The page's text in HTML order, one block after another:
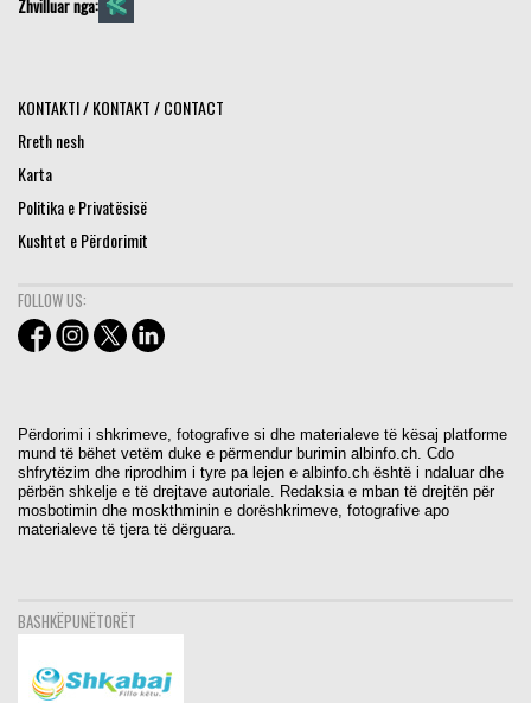
Zhvilluar nga:
KONTAKTI / KONTAKT / CONTACT
Rreth nesh
Karta
Politika e Privatësisë
Kushtet e Përdorimit
FOLLOW US:
Përdorimi i shkrimeve, fotografive si dhe materialeve të kësaj platforme
mund të bëhet vetëm duke e përmendur burimin albinfo.ch. Cdo
shfrytëzim dhe riprodhim i tyre pa lejen e albinfo.ch është i ndaluar dhe
përbën shkelje e të drejtave autoriale. Redaksia e mban të drejtën për
mosbotimin dhe moskthminin e dorëshkrimeve, fotografive apo
materialeve të tjera të dërguara.
BASHKËPUNËTORËT